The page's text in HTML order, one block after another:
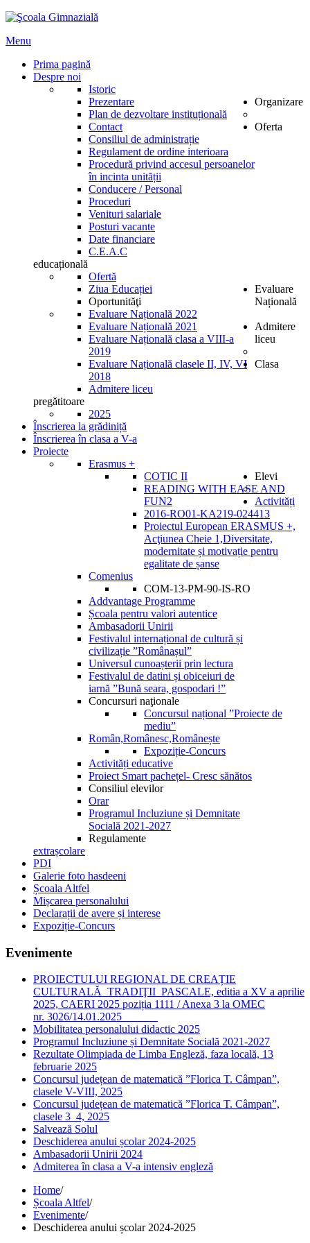
Menu
Prima pagină
Despre noi
Istoric
Prezentare
Plan de dezvoltare instituțională
Contact
Organizare
Consiliul de administrație
Regulament de ordine interioara
Procedură privind accesul persoanelor
în incinta unității
Conducere / Personal
Proceduri
Venituri salariale
Posturi vacante
Date financiare
C.E.A.C
Oferta
educațională
Ofertă
Ziua Educației
Oportunităţi
Evaluare
Națională
Evaluare Națională 2022
Evaluare Națională 2021
Evaluare Națională clasa a VIII-a
2019
Evaluare Națională clasele II, IV, VI
2018
Admitere
liceu
Admitere liceu
Clasa
pregătitoare
2025
Înscrierea la grădiniță
Înscrierea în clasa a V-a
Proiecte
Erasmus +
COTIC II
READING WITH EASE AND
FUN2
2016-RO01-KA219-024413
Proiectul European ERASMUS +,
Acţiunea Cheie 1,Diversitate,
modernitate și motivație pentru
egalitate de șanse
Comenius
COM-13-PM-90-IS-RO
Addvantage Programme
Școala pentru valori autentice
Ambasadorii Unirii
Festivalul internațional de cultură și
civilizație ”Românașul”
Universul cunoașterii prin lectura
Festivalul de datini și obiceiuri de
iarnă ”Bună seara, gospodari !”
Concursuri naţionale
Concursul național ”Proiecte de
mediu”
Român,Românesc,Românește
Expoziție-Concurs
Activități educative
Proiect Smart pachețel- Cresc sănătos
Elevi
Consiliul elevilor
Orar
Programul Incluziune și Demnitate
Socială 2021-2027
Regulamente
Activități
extrașcolare
PDI
Galerie foto hasdeeni
Școala Altfel
Mișcarea personalului
Declarații de avere și interese
Expoziție-Concurs
Evenimente
PROIECTULUI REGIONAL DE CREAȚIE
CULTURALĂ TRADIŢII PASCALE, editia a XV a aprilie
2025, CAERI 2025 poziția 1111 / Anexa 3 la OMEC
nr. 3026/14.01.2025
Mobilitatea personalului didactic 2025
Programul Incluziune și Demnitate Socială 2021-2027
Rezultate Olimpiada de Limba Engleză, faza locală, 13
februarie 2025
Concursul județean de matematică ”Florica T. Câmpan”,
clasele V-VIII, 2025
Concursul județean de matematică ”Florica T. Câmpan”,
clasele 3_4, 2025
Salvează Solul
Deschiderea anului școlar 2024-2025
Ambasadorii Unirii 2024
Admiterea în clasa a V-a intensiv engleză
Home/
Școala Altfel/
Evenimente/
Deschiderea anului școlar 2024-2025